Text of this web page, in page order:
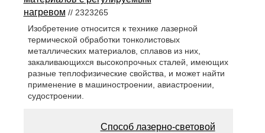
нагревом // 2323265
Изобретение относится к технике лазерной
термической обработки тонколистовых
металлических материалов, сплавов из них,
закаливающихся высокопрочных сталей, имеющих
разные теплофизические свойства, и может найти
применение в машиностроении, авиастроении,
судостроении.
Способ лазерно-световой